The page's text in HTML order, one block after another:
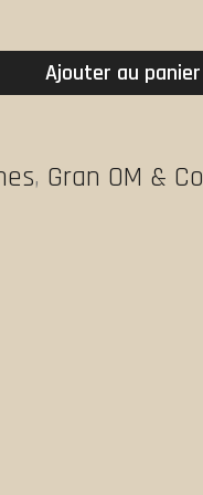
Ajouter au panier
, Gran OM & Co